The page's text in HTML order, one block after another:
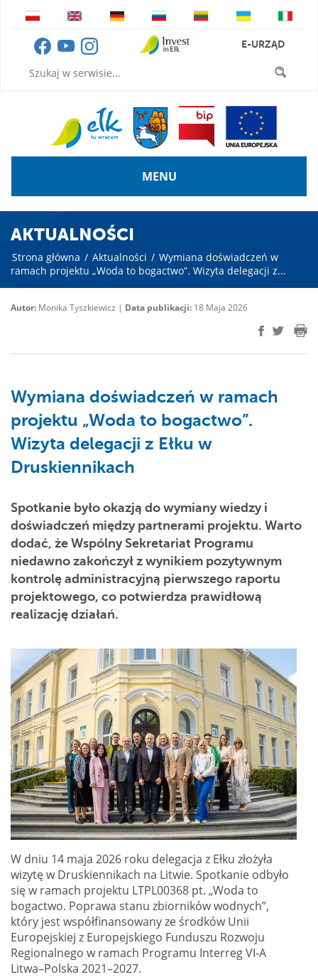
E-URZĄD
MENU
AKTUALNOŚCI
Strona główna / Aktualności / Wymiana doświadczeń w
ramach projektu „Woda to bogactwo”. Wizyta delegacji z...
Autor: Monika Tyszkiewicz | Data publikacji: 18 Maja 2026
Wymiana doświadczeń w ramach
projektu „Woda to bogactwo”.
Wizyta delegacji z Ełku w
Druskiennikach
Spotkanie było okazją do wymiany wiedzy i
doświadczeń między partnerami projektu. Warto
dodać, że Wspólny Sekretariat Programu
niedawno zakończył z wynikiem pozytywnym
kontrolę administracyjną pierwszego raportu
projektowego, co potwierdza prawidłową
realizację działań.
W dniu 14 maja 2026 roku delegacja z Ełku złożyła
wizytę w Druskiennikach na Litwie. Spotkanie odbyło
się w ramach projektu LTPL00368 pt. „Woda to
bogactwo. Poprawa stanu zbiorników wodnych”,
który jest współfinansowany ze środków Unii
Europejskiej z Europejskiego Funduszu Rozwoju
Regionalnego w ramach Programu Interreg VI-A
Litwa–Polska 2021–2027.